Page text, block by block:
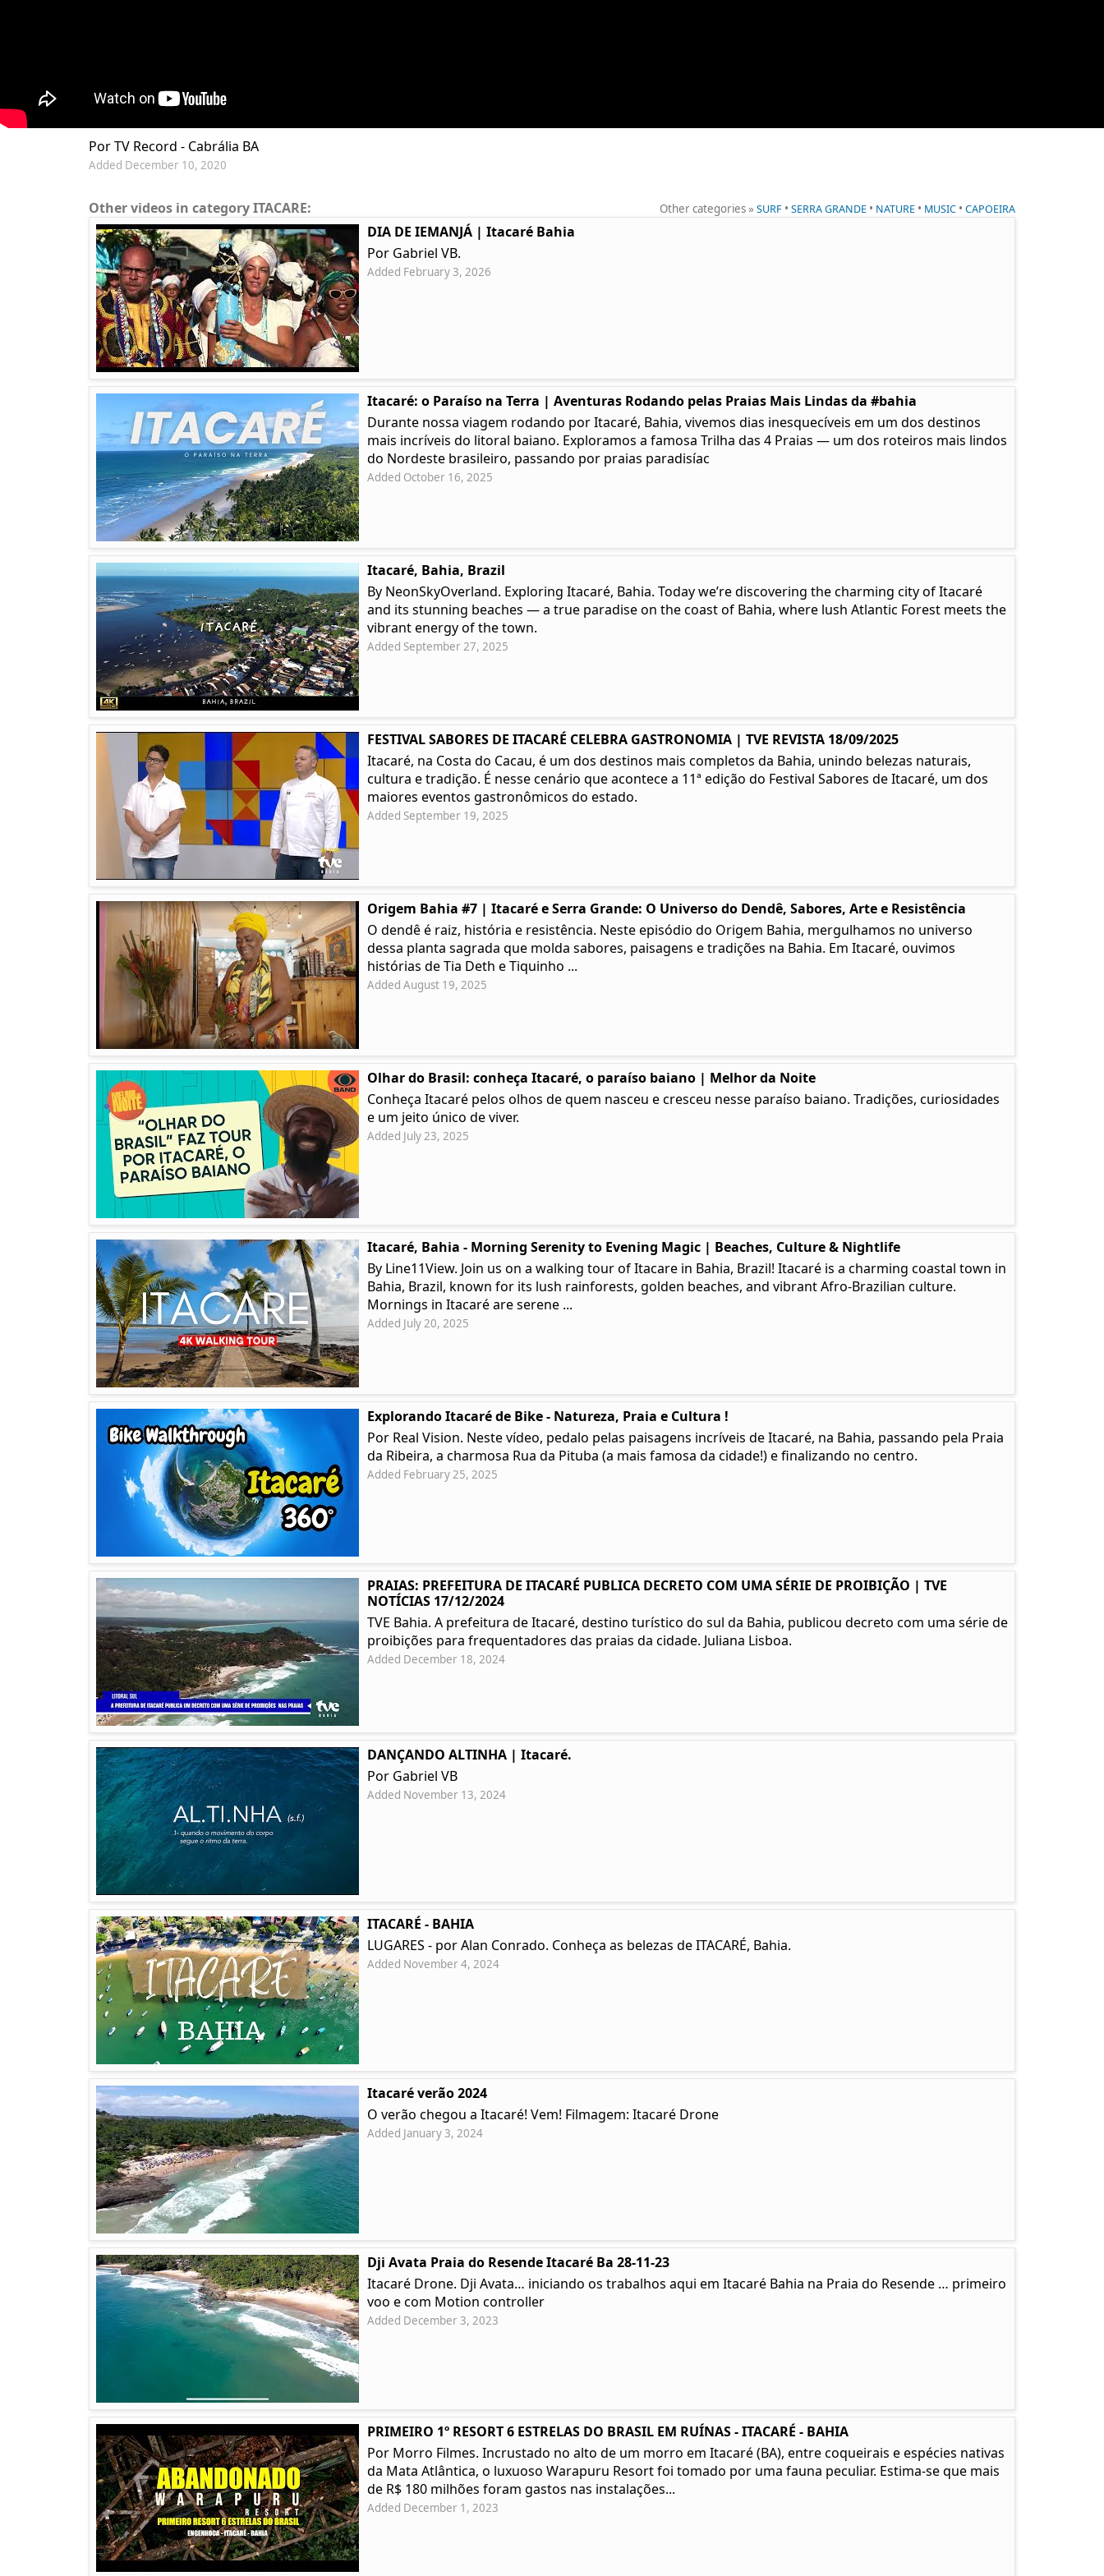
Por TV Record - Cabrália BA
Added December 10, 2020
Other categories »SURF •SERRA GRANDE • NATURE • MUSIC •CAPOEIRA
Other videos in category ITACARE:
DIA DE IEMANJÁ | Itacaré Bahia
Por Gabriel VB.
Added February 3, 2026
Itacaré: o Paraíso na Terra | Aventuras Rodando pelas Praias Mais Lindas da #bahia
Durante nossa viagem rodando por Itacaré, Bahia, vivemos dias inesquecíveis em um dos destinos
mais incríveis do litoral baiano. Exploramos a famosa Trilha das 4 Praias — um dos roteiros mais lindos
do Nordeste brasileiro, passando por praias paradisíac
Added October 16, 2025
Itacaré, Bahia, Brazil
By NeonSkyOverland. Exploring Itacaré, Bahia. Today we’re discovering the charming city of Itacaré
and its stunning beaches — a true paradise on the coast of Bahia, where lush Atlantic Forest meets the
vibrant energy of the town.
Added September 27, 2025
FESTIVAL SABORES DE ITACARÉ CELEBRA GASTRONOMIA | TVE REVISTA 18/09/2025
Itacaré, na Costa do Cacau, é um dos destinos mais completos da Bahia, unindo belezas naturais,
cultura e tradição. É nesse cenário que acontece a 11ª edição do Festival Sabores de Itacaré, um dos
maiores eventos gastronômicos do estado.
Added September 19, 2025
Origem Bahia #7 | Itacaré e Serra Grande: O Universo do Dendê, Sabores, Arte e Resistência
O dendê é raiz, história e resistência. Neste episódio do Origem Bahia, mergulhamos no universo
dessa planta sagrada que molda sabores, paisagens e tradições na Bahia. Em Itacaré, ouvimos
histórias de Tia Deth e Tiquinho ...
Added August 19, 2025
Olhar do Brasil: conheça Itacaré, o paraíso baiano | Melhor da Noite
Conheça Itacaré pelos olhos de quem nasceu e cresceu nesse paraíso baiano. Tradições, curiosidades
e um jeito único de viver.
Added July 23, 2025
Itacaré, Bahia - Morning Serenity to Evening Magic | Beaches, Culture & Nightlife
By Line11View. Join us on a walking tour of Itacare in Bahia, Brazil! Itacaré is a charming coastal town in
Bahia, Brazil, known for its lush rainforests, golden beaches, and vibrant Afro-Brazilian culture.
Mornings in Itacaré are serene ...
Added July 20, 2025
Explorando Itacaré de Bike - Natureza, Praia e Cultura !
Por Real Vision. Neste vídeo, pedalo pelas paisagens incríveis de Itacaré, na Bahia, passando pela Praia
da Ribeira, a charmosa Rua da Pituba (a mais famosa da cidade!) e finalizando no centro.
Added February 25, 2025
PRAIAS: PREFEITURA DE ITACARÉ PUBLICA DECRETO COM UMA SÉRIE DE PROIBIÇÃO | TVE
NOTÍCIAS 17/12/2024
TVE Bahia. A prefeitura de Itacaré, destino turístico do sul da Bahia, publicou decreto com uma série de
proibições para frequentadores das praias da cidade. Juliana Lisboa.
Added December 18, 2024
DANÇANDO ALTINHA | Itacaré.
Por Gabriel VB
Added November 13, 2024
ITACARÉ - BAHIA
LUGARES - por Alan Conrado. Conheça as belezas de ITACARÉ, Bahia.
Added November 4, 2024
Itacaré verão 2024
O verão chegou a Itacaré! Vem! Filmagem: Itacaré Drone
Added January 3, 2024
Dji Avata Praia do Resende Itacaré Ba 28-11-23
Itacaré Drone. Dji Avata… iniciando os trabalhos aqui em Itacaré Bahia na Praia do Resende … primeiro
voo e com Motion controller
Added December 3, 2023
PRIMEIRO 1º RESORT 6 ESTRELAS DO BRASIL EM RUÍNAS - ITACARÉ - BAHIA
Por Morro Filmes. Incrustado no alto de um morro em Itacaré (BA), entre coqueirais e espécies nativas
da Mata Atlântica, o luxuoso Warapuru Resort foi tomado por uma fauna peculiar. Estima-se que mais
de R$ 180 milhões foram gastos nas instalações...
Added December 1, 2023